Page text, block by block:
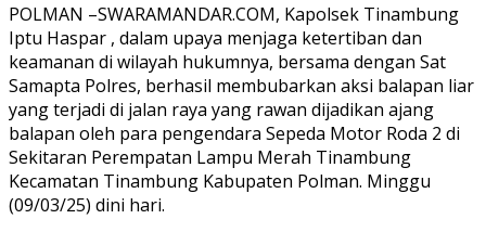
POLMAN –SWARAMANDAR.COM, Kapolsek Tinambung
Iptu Haspar , dalam upaya menjaga ketertiban dan
keamanan di wilayah hukumnya, bersama dengan Sat
Samapta Polres, berhasil membubarkan aksi balapan liar
yang terjadi di jalan raya yang rawan dijadikan ajang
balapan oleh para pengendara Sepeda Motor Roda 2 di
Sekitaran Perempatan Lampu Merah Tinambung
Kecamatan Tinambung Kabupaten Polman. Minggu
(09/03/25) dini hari.